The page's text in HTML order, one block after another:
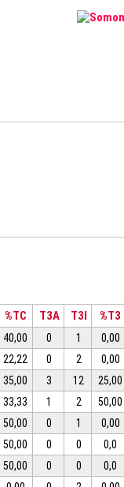
%TC T3A T3I %T3
40,00 0 1 0,00
22,22 0 2 0,00
35,00 3 12 25,00
33,33 1 2 50,00
50,00 0 1 0,00
50,00 0 0 0,0
50,00 0 0 0,0